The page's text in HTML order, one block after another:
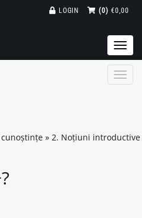
(0) €0,00
LOGIN
» 2. Noțiuni introductive